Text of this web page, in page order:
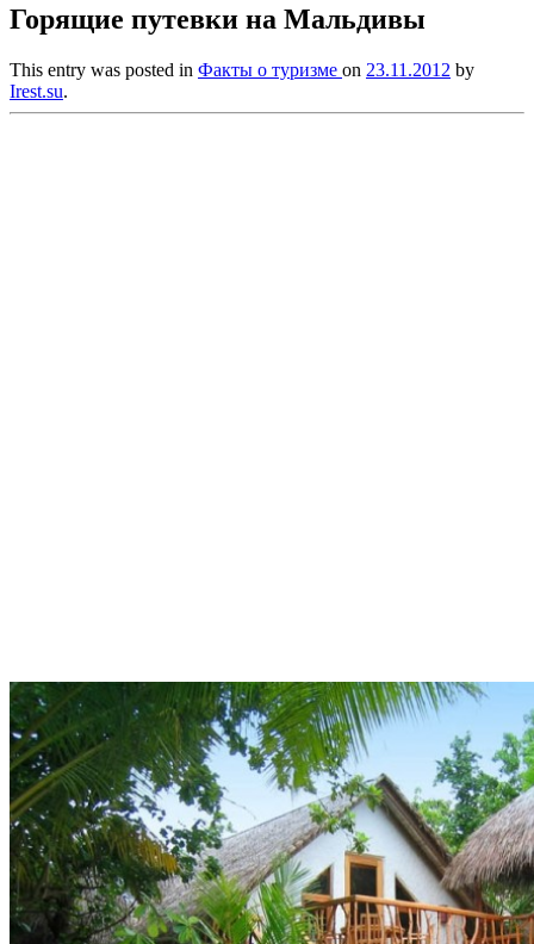
Горящие путевки на Мальдивы
This entry was posted in Факты о туризме on 23.11.2012 by
Irest.su.